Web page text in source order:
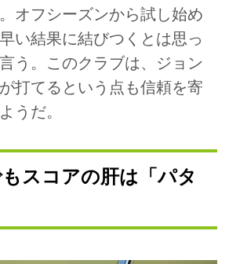
オフシーズンから試し始め
い結果に結びつくとは思っ
う。このクラブは、ジョン
打てるという点も信頼を寄
うだ。
スコアの肝は「パタ